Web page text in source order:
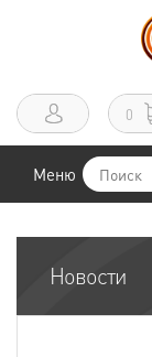
0
Меню
Новости